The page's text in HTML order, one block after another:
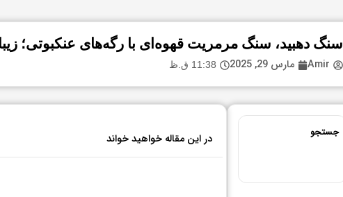
سنگ دهبید، سنگ مرمریت قهوه‌ای با رگه‌های عنکبوتی؛
Amir مارس 29, 2025 11:38 ق.ظ
جستجو در این مقاله خواهید خواند